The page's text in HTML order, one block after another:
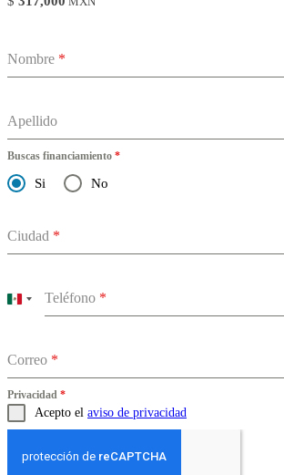
Nombre *
Apellido
Buscas financiamiento *
Si No
Ciudad *
Teléfono *
Mexico
Correo *
Privacidad *
Acepto el aviso de privacidad